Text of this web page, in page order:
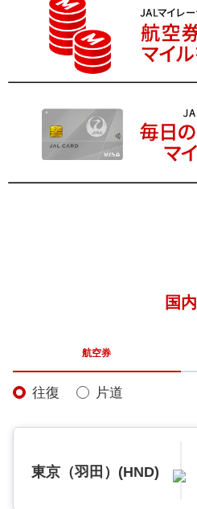
国内
航空券
往復 片道
東京（羽田）(HND)